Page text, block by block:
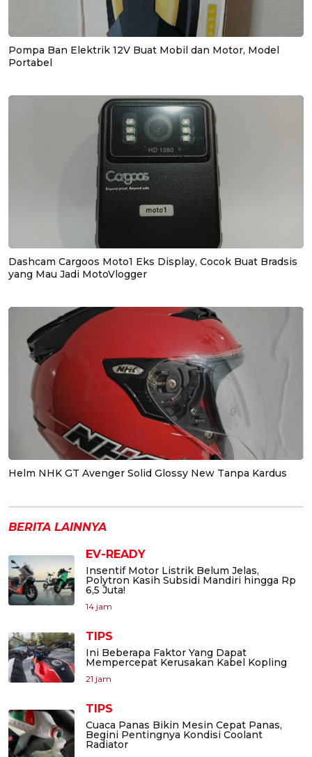
Pompa Ban Elektrik 12V Buat Mobil dan Motor, Model
Portabel
Dashcam Cargoos Moto1 Eks Display, Cocok Buat Bradsis
yang Mau Jadi MotoVlogger
Helm NHK GT Avenger Solid Glossy New Tanpa Kardus
BERITA LAINNYA
EV-READY
Insentif Motor Listrik Belum Jelas,
Polytron Kasih Subsidi Mandiri hingga Rp
6,5 Juta!
14 jam
TIPS
Ini Beberapa Faktor Yang Dapat
Mempercepat Kerusakan Kabel Kopling
21 jam
TIPS
Cuaca Panas Bikin Mesin Cepat Panas,
Begini Pentingnya Kondisi Coolant
Radiator